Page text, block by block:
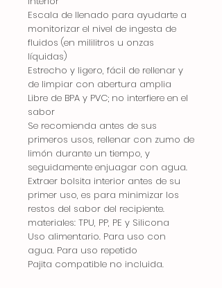
Escala de llenado para ayudarte a
monitorizar el nivel de ingesta de
fluidos (en mililitros u onzas
líquidas)
Estrecho y ligero, fácil de rellenar y
de limpiar con abertura amplia
Libre de BPA y PVC; no interfiere en el
sabor
Se recomienda antes de sus
primeros usos, rellenar con zumo de
limón durante un tiempo, y
seguidamente enjuagar con agua.
Extraer bolsita interior antes de su
primer uso, es para minimizar los
restos del sabor del recipiente.
materiales: TPU, PP, PE y Silicona
Uso alimentario. Para uso con
agua. Para uso repetido
Pajita compatible no incluida.